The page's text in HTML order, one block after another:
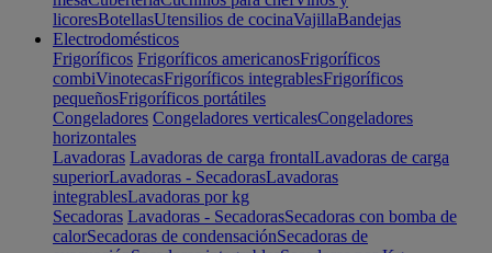
licoresBotellasUtensilios de cocinaVajillaBandejas
Electrodomésticos
Frigoríficos Frigoríficos americanosFrigoríficos
combiVinotecasFrigoríficos integrablesFrigoríficos
pequeñosFrigoríficos portátiles
Congeladores Congeladores verticalesCongeladores
horizontales
Lavadoras Lavadoras de carga frontalLavadoras de carga
superiorLavadoras - SecadorasLavadoras
integrablesLavadoras por kg
Secadoras Lavadoras - SecadorasSecadoras con bomba de
calorSecadoras de condensaciónSecadoras de